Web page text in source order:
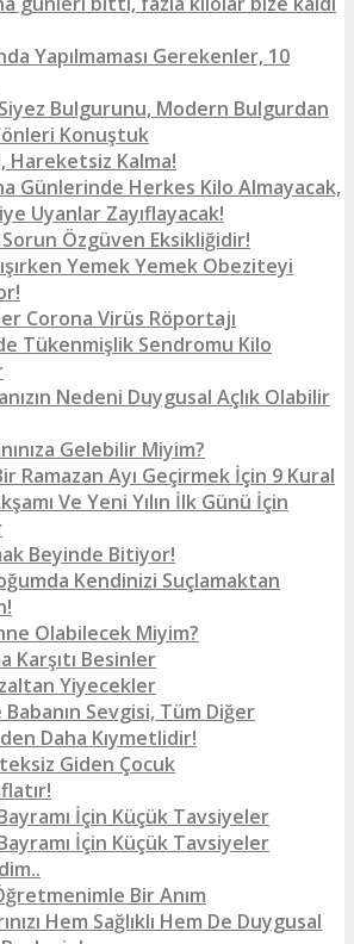
Yapılmaması Gerekenler, 10
Bulgurunu, Modern Bulgurdan
Konuştuk
Hareketsiz Kalma!
Günlerinde Herkes Kilo Almayacak,
Uyanlar Zayıflayacak!
Özgüven Eksikliğidir!
Yemek Yemek Obeziteyi
Corona Virüs Röportajı
Tükenmişlik Sendromu Kilo
Nedeni Duygusal Açlık Olabilir
Gelebilir Miyim?
Ramazan Ayı Geçirmek İçin 9 Kural
Ve Yeni Yılın İlk Günü İçin
Beyinde Bitiyor!
Kendinizi Suçlamaktan
Olabilecek Miyim?
Karşıtı Besinler
Yiyecekler
Sevgisi, Tüm Diğer
Daha Kıymetlidir!
Giden Çocuk
İçin Küçük Tavsiyeler
İçin Küçük Tavsiyeler
Bir Anım
Hem Sağlıklı Hem De Duygusal